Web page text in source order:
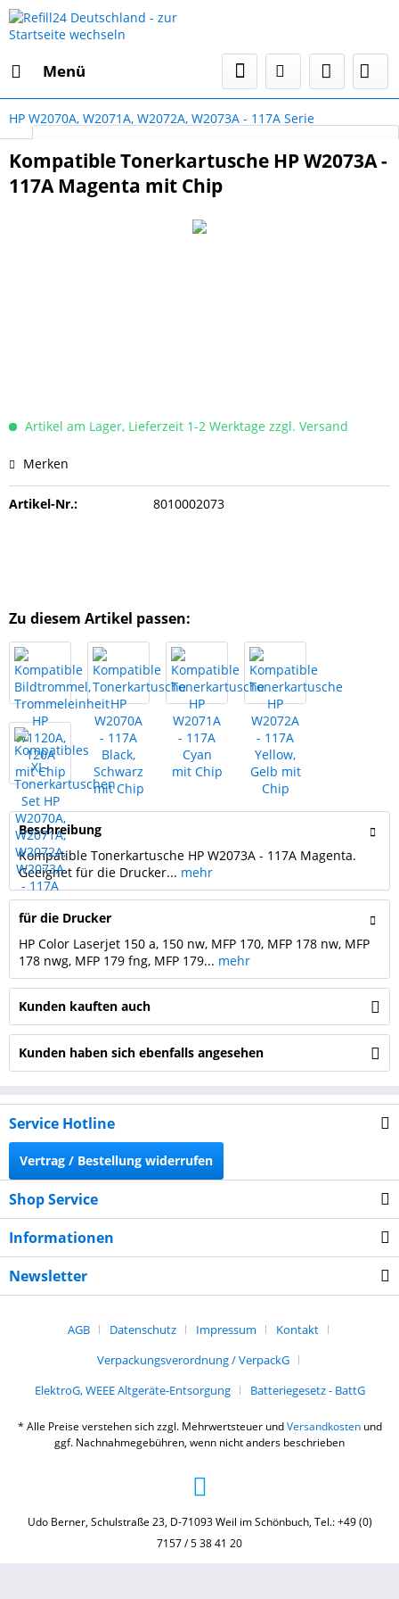
Menü
HP W2070A, W2071A, W2072A, W2073A - 117A Serie
Kompatible Tonerkartusche HP W2073A -
117A Magenta mit Chip
Artikel am Lager, Lieferzeit 1-2 Werktage zzgl. Versand
Merken
Artikel-Nr.: 8010002073
Zu diesem Artikel passen:
Beschreibung
Kompatible Tonerkartusche HP W2073A - 117A Magenta.
Geeignet für die Drucker... mehr
für die Drucker
HP Color Laserjet 150 a, 150 nw, MFP 170, MFP 178 nw, MFP
178 nwg, MFP 179 fng, MFP 179... mehr
Kunden kauften auch
Kunden haben sich ebenfalls angesehen
Service Hotline
Vertrag / Bestellung widerrufen
Shop Service
Informationen
Newsletter
AGB Datenschutz Impressum
Kontakt
Verpackungsverordnung / VerpackG
ElektroG, WEEE Altgeräte-Entsorgung
Batteriegesetz - BattG
* Alle Preise verstehen sich zzgl. Mehrwertsteuer undVersandkostenund
ggf. Nachnahmegebühren, wenn nicht anders beschrieben
Udo Berner, Schulstraße 23, D-71093 Weil im Schönbuch, Tel.: +49 (0)
7157 / 5 38 41 20